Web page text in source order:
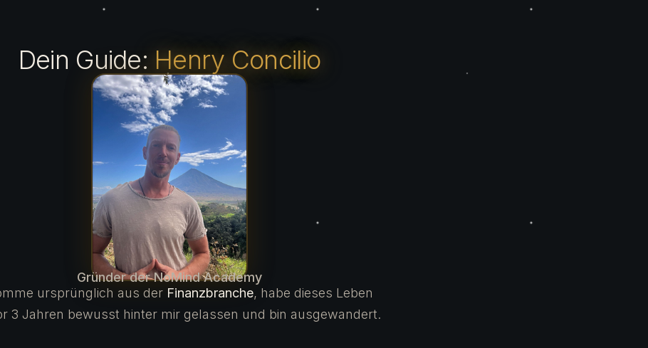
Dein Guide: Henry Concilio
Gründer der NoMind Academy
ursprünglich aus der Finanzbranche, habe dieses Leben
3 Jahren bewusst hinter mir gelassen und bin ausgewandert.